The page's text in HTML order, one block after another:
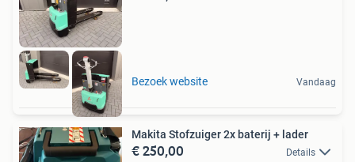
Bezoek website Vandaag
Makita Stofzuiger 2x baterij + lader
€ 250,00 Details